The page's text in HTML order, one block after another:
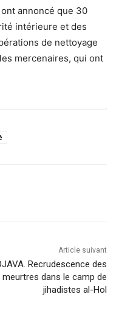
annoncé que 30
intérieure et des
de nettoyage
mercenaires, qui ont
Article suivant
Recrudescence des
meurtres dans le camp de
jihadistes al-Hol